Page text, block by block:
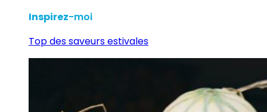
Inspirez-moi
Top des saveurs estivales